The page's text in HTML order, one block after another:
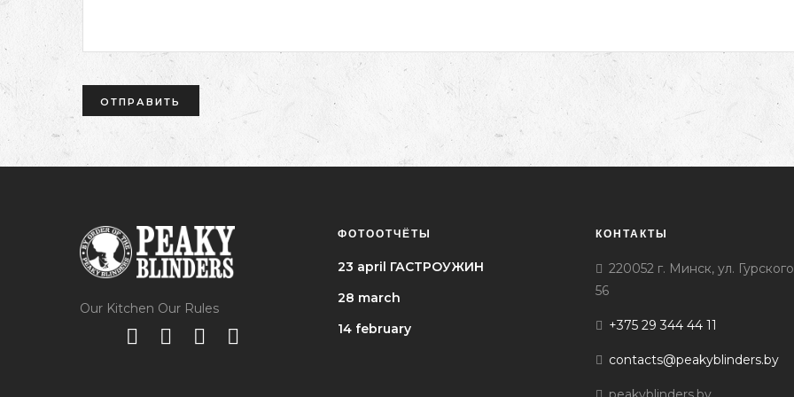
Our Kitchen Our Rules
ФОТООТЧЁТЫ
23 april ГАСТРОУЖИН
28 march
14 february
КОНТАКТЫ
220052 г. Минск, ул.
56
+375 29 344 44 11
contacts@peakyblinders.by